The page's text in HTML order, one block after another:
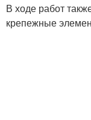
В ходе работ
крепежные